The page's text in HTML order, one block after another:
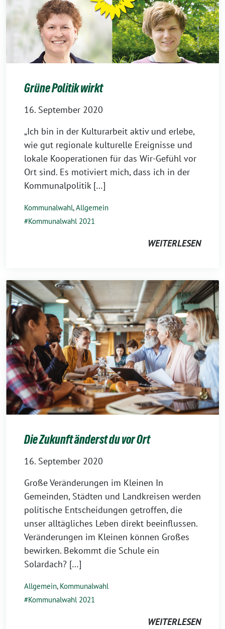
Grüne Politik wirkt
16. September 2020
„Ich bin in der Kulturarbeit aktiv und erlebe,
wie gut regionale kulturelle Ereignisse und
lokale Kooperationen für das Wir-Gefühl vor
Ort sind. Es motiviert mich, dass ich in der
Kommunalpolitik […]
Kommunalwahl,Allgemein
Kommunalwahl 2021
WEITERLESEN
Die Zukunft änderst du vor Ort
16. September 2020
Große Veränderungen im Kleinen In
Gemeinden, Städten und Landkreisen werden
politische Entscheidungen getroffen, die
unser alltägliches Leben direkt beeinflussen.
Veränderungen im Kleinen können Großes
bewirken. Bekommt die Schule ein
Solardach? […]
Allgemein, Kommunalwahl
Kommunalwahl 2021
WEITERLESEN